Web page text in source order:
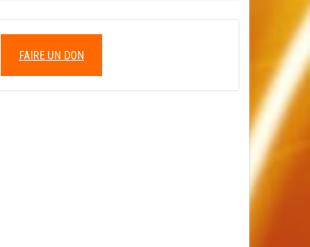
FAIRE UN DON